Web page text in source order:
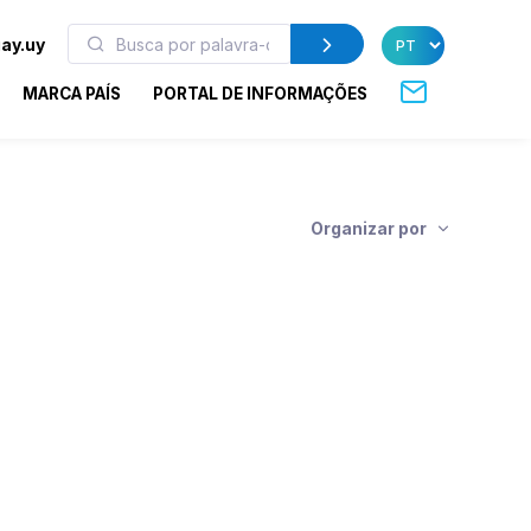
MARCA PAÍS PORTAL DE INFORMAÇÕES
Organizar por